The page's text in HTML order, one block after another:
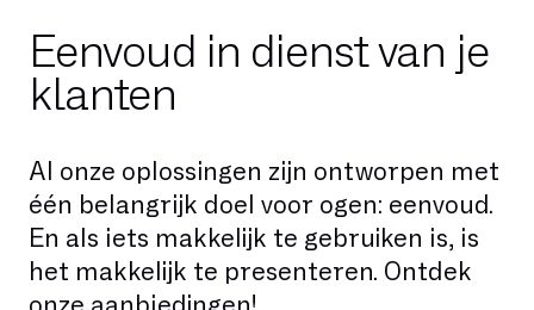
Eenvoud in dienst van je
klanten
Al onze oplossingen zijn ontworpen met
één belangrijk doel voor ogen: eenvoud.
En als iets makkelijk te gebruiken is, is
het makkelijk te presenteren. Ontdek
onze aanbiedingen!